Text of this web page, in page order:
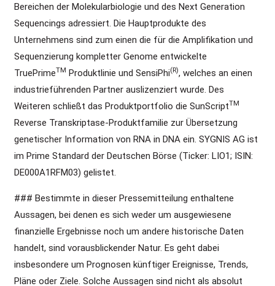
Bereichen der Molekularbiologie und des Next Generation
Sequencings adressiert. Die Hauptprodukte des
Unternehmens sind zum einen die für die Amplifikation und
Sequenzierung kompletter Genome entwickelte
TruePrimeTM Produktlinie und SensiPhi(R), welches an einen
industrieführenden Partner auslizenziert wurde. Des
Weiteren schließt das Produktportfolio die SunScriptTM
Reverse Transkriptase-Produktfamilie zur Übersetzung
genetischer Information von RNA in DNA ein. SYGNIS AG ist
im Prime Standard der Deutschen Börse (Ticker: LIO1; ISIN:
DE000A1RFM03) gelistet.
### Bestimmte in dieser Pressemitteilung enthaltene
Aussagen, bei denen es sich weder um ausgewiesene
finanzielle Ergebnisse noch um andere historische Daten
handelt, sind vorausblickender Natur. Es geht dabei
insbesondere um Prognosen künftiger Ereignisse, Trends,
Pläne oder Ziele. Solche Aussagen sind nicht als absolut